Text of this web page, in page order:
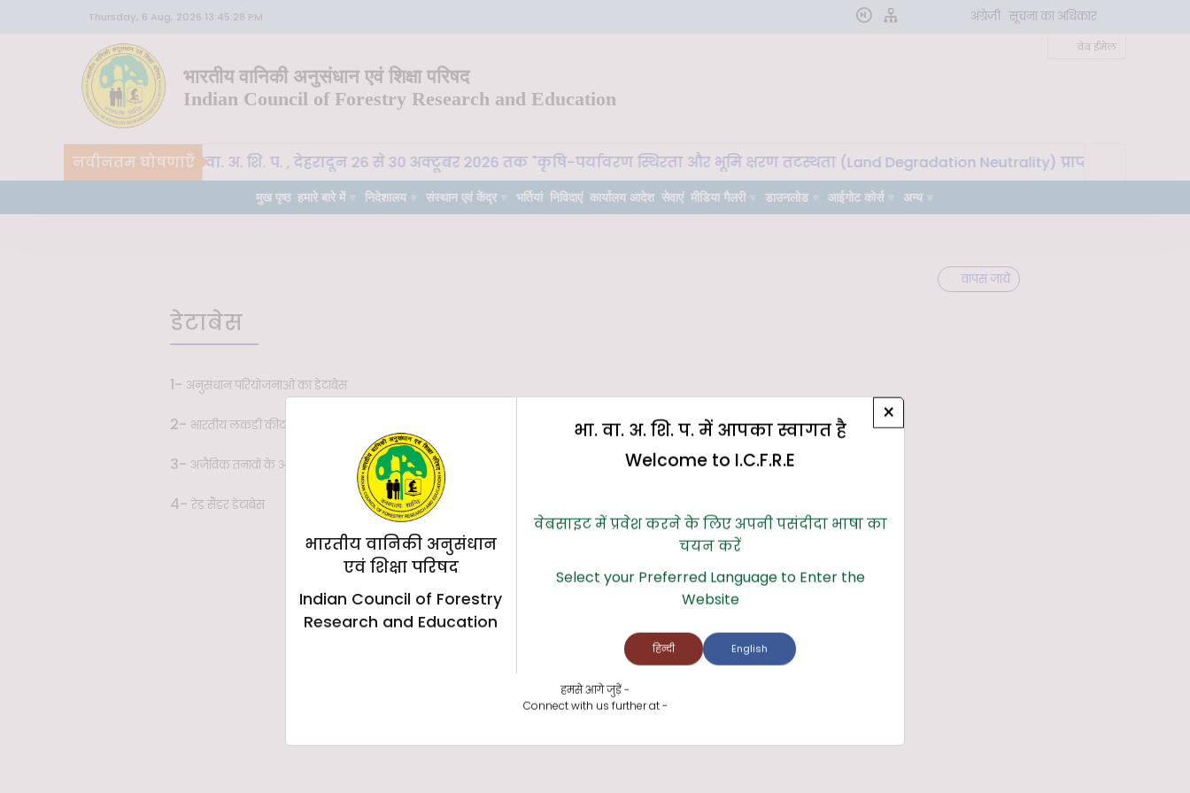
Thursday, 6 Aug, 2026 13:45:28 PM अंग्रेज़ी सूचना का अधिकार
भारतीय वानिकी अनुसंधान एवं शिक्षा परिषद
Indian Council of Forestry Research and Education
वेब ईमेल
नवीनतम घोषणाएँ
महत्वपूर्ण CoE-SLM, भा. वा. अ. शि. प. , देहरादून 26 से 30 अक्टूबर 2026 तक "कृषि-पर्यावरण स्थिरता और भूमि क्षरण तटस्थता (Land Degradation Neutrality) प्राप्त करने के लिए
मुख पृष्ठ हमारे बारे में निदेशालय संस्थान एवं केंद्र भर्तियां निविदाएं कार्यालय आदेश सेवाएं मीडिया गैलरी डाउनलोड आईगोट कोर्स अन्य
वापस जायें
डेटाबेस
1- अनुसंधान परियोजनाओं का डेटाबेस
2- भारतीय लकड़ी कीट डेटाबेस
3- अजैविक तनावों के अनुकूलन के लिए इन सिलिको जीन बैंक (IGBAAS)
4- रेड सैंडर डेटाबेस
×
भारतीय वानिकी अनुसंधान
एवं शिक्षा परिषद
Indian Council of Forestry
Research and Education
भा. वा. अ. शि. प. में आपका स्वागत है
Welcome to I.C.F.R.E
वेबसाइट में प्रवेश करने के लिए अपनी पसंदीदा भाषा का
चयन करें
Select your Preferred Language to Enter the
Website
हिन्दी English
हमसे आगे जुड़ें -
Connect with us further at -